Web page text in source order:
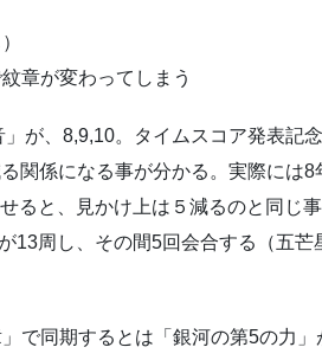
が変わってしまう
が、8,9,10。タイムスコア発表記
関係になる事が分かる。実際には8
ると、見かけ上は５減るのと同じ
13周し、その間5回会合する（五芒
で同期するとは「銀河の第5の力」